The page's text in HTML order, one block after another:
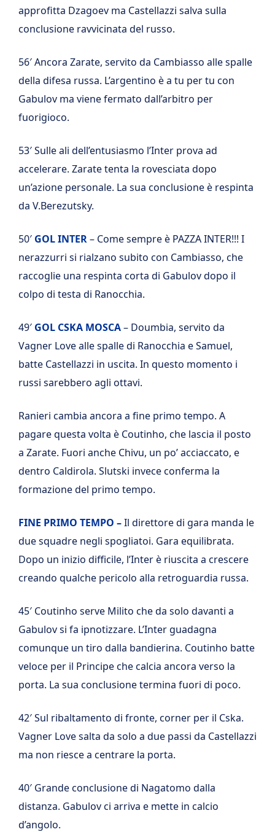
approfitta Dzagoev ma Castellazzi salva sulla
conclusione ravvicinata del russo.
56′ Ancora Zarate, servito da Cambiasso alle spalle
della difesa russa. L’argentino è a tu per tu con
Gabulov ma viene fermato dall’arbitro per
fuorigioco.
53′ Sulle ali dell’entusiasmo l’Inter prova ad
accelerare. Zarate tenta la rovesciata dopo
un’azione personale. La sua conclusione è respinta
da V.Berezutsky.
50′ GOL INTER– Come sempre è PAZZA INTER!!! I
nerazzurri si rialzano subito con Cambiasso, che
raccoglie una respinta corta di Gabulov dopo il
colpo di testa di Ranocchia.
49′ GOL CSKA MOSCA– Doumbia, servito da
Vagner Love alle spalle di Ranocchia e Samuel,
batte Castellazzi in uscita. In questo momento i
russi sarebbero agli ottavi.
Ranieri cambia ancora a fine primo tempo. A
pagare questa volta è Coutinho, che lascia il posto
a Zarate. Fuori anche Chivu, un po’ acciaccato, e
dentro Caldirola. Slutski invece conferma la
formazione del primo tempo.
FINE PRIMO TEMPO –Il direttore di gara manda le
due squadre negli spogliatoi. Gara equilibrata.
Dopo un inizio difficile, l’Inter è riuscita a crescere
creando qualche pericolo alla retroguardia russa.
45′ Coutinho serve Milito che da solo davanti a
Gabulov si fa ipnotizzare. L’Inter guadagna
comunque un tiro dalla bandierina. Coutinho batte
veloce per il Principe che calcia ancora verso la
porta. La sua conclusione termina fuori di poco.
42′ Sul ribaltamento di fronte, corner per il Cska.
Vagner Love salta da solo a due passi da Castellazzi
ma non riesce a centrare la porta.
40′ Grande conclusione di Nagatomo dalla
distanza. Gabulov ci arriva e mette in calcio
d’angolo.